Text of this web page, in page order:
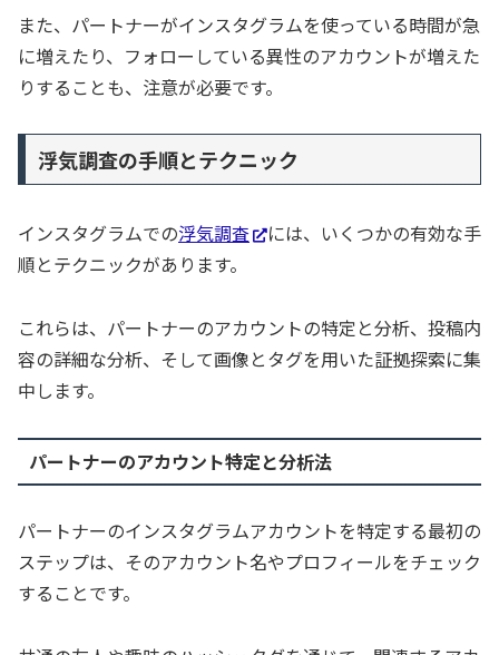
また、パートナーがインスタグラムを使っている時間が急
に増えたり、フォローしている異性のアカウントが増えた
りすることも、注意が必要です。
浮気調査の手順とテクニック
インスタグラムでの浮気調査
には、いくつかの有効な手
順とテクニックがあります。
これらは、パートナーのアカウントの特定と分析、投稿内
容の詳細な分析、そして画像とタグを用いた証拠探索に集
中します。
パートナーのアカウント特定と分析法
パートナーのインスタグラムアカウントを特定する最初の
ステップは、そのアカウント名やプロフィールをチェック
することです。